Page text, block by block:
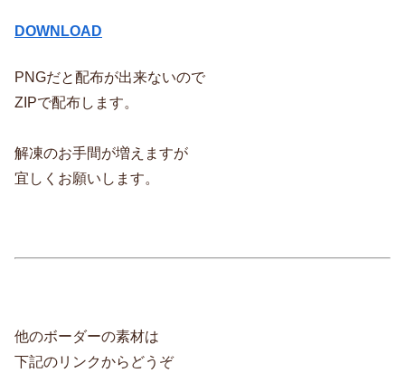
DOWNLOAD
PNGだと配布が出来ないので
ZIPで配布します。
解凍のお手間が増えますが
宜しくお願いします。
他のボーダーの素材は
下記のリンクからどうぞ